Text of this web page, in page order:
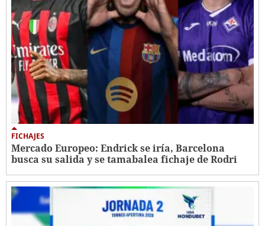
FICHAJES
Mercado Europeo: Endrick se iría, Barcelona
busca su salida y se tamabalea fichaje de Rodri